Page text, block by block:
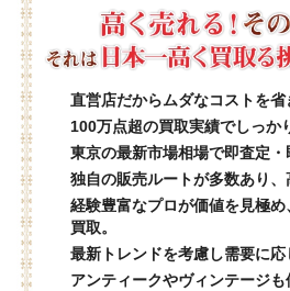
直営店だからムダなコストを省
100万点超の買取実績でしっか
東京の最新市場相場で即査定・
独自の販売ルートが多数あり、
経験豊富なプロが価値を見極
買取。
最新トレンドを考慮し需要に応
アンティークやヴィンテージも